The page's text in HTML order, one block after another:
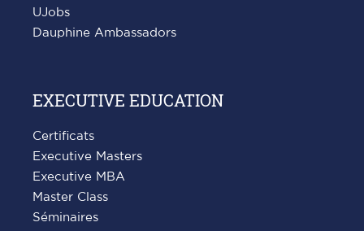
UJobs
Dauphine Ambassadors
EXECUTIVE EDUCATION
Certificats
Executive Masters
Executive MBA
Master Class
Séminaires